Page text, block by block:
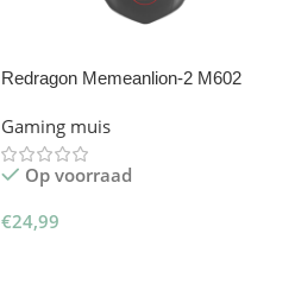
Redragon Memeanlion-2 M602
Gaming muis
Op voorraad
€24,99